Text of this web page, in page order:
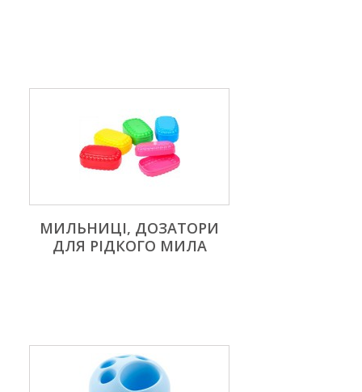
МИЛЬНИЦІ, ДОЗАТОРИ
ДЛЯ РІДКОГО МИЛА